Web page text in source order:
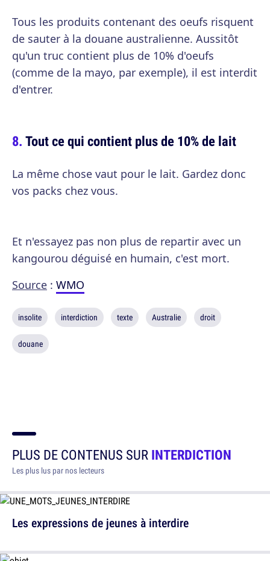
Tous les produits contenant des oeufs risquent
de sauter à la douane australienne. Aussitôt
qu'un truc contient plus de 10% d'oeufs
(comme de la mayo, par exemple), il est interdit
d'entrer.
Tout ce qui contient plus de 10% de lait
La même chose vaut pour le lait. Gardez donc
vos packs chez vous.
Et n'essayez pas non plus de repartir avec un
kangourou déguisé en humain, c'est mort.
Source : WMO
insolite interdiction texte Australie droit
douane
PLUS DE CONTENUS SURINTERDICTION
Les plus lus par nos lecteurs
Les expressions de jeunes à interdire